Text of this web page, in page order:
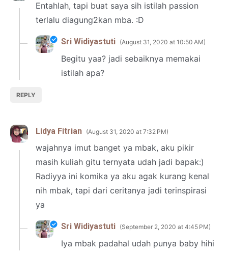
Entahlah, tapi buat saya sih istilah passion
terlalu diagung2kan mba. :D
REPLY
Sri Widiyastuti August 31, 2020 at 10:50 AM
Begitu yaa? jadi sebaiknya memakai
istilah apa?
Lidya Fitrian August 31, 2020 at 7:32 PM
wajahnya imut banget ya mbak, aku pikir
masih kuliah gitu ternyata udah jadi bapak:)
Radiyya ini komika ya aku agak kurang kenal
nih mbak, tapi dari ceritanya jadi terinspirasi
ya
Sri Widiyastuti September 2, 2020 at 4:45 PM
Iya mbak padahal udah punya baby hihi